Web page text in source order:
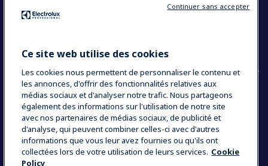
COUNTRY AND LANGUAGE
VOTRE SÉLECTION : FRANCE
Ce site web utilise des cookies
Les cookies nous permettent de personnaliser le contenu et
les annonces, d'offrir des fonctionnalités relatives aux
médias sociaux et d'analyser notre trafic. Nous partageons
également des informations sur l'utilisation de notre site
avec nos partenaires de médias sociaux, de publicité et
d'analyse, qui peuvent combiner celles-ci avec d'autres
informations que vous leur avez fournies ou qu'ils ont
collectées lors de votre utilisation de leurs services. Cookie
Policy
Continuer sans accepter